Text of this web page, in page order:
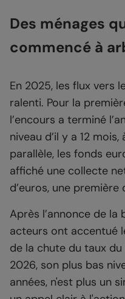
Des ménages
commencé à
En 2025, les flux vers
ralenti. Pour la
l’encours a terminé
niveau d’il y a 12
parallèle, les fonds
affiché une collecte
d’euros, une première
Après l’annonce de la
acteurs ont accentué
de la chute du taux du
2026, son plus bas
années, n'est plus un